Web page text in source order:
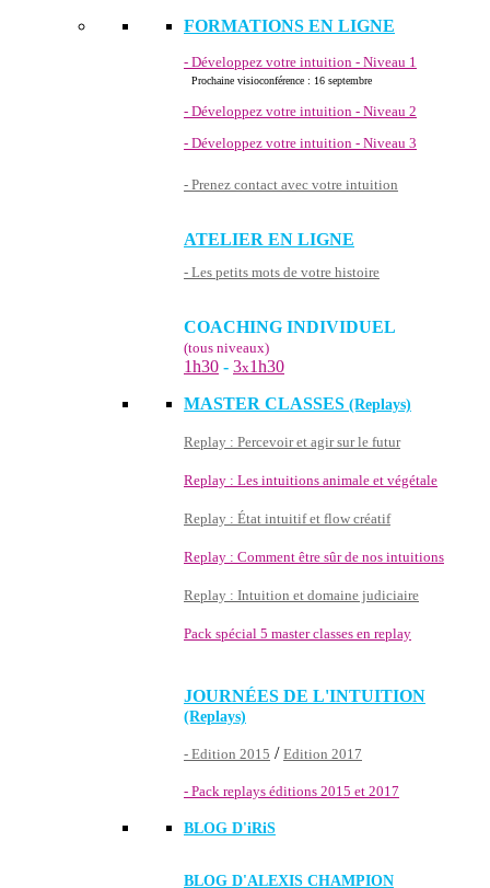
FORMATIONS EN LIGNE
- Développez votre intuition - Niveau 1
Prochaine visioconférence : 16 septembre
- Développez votre intuition - Niveau 2
- Développez votre intuition - Niveau 3
- Prenez contact avec votre intuition
ATELIER EN LIGNE
- Les petits mots de votre histoire
COACHING INDIVIDUEL
(tous niveaux)
1h30 - 3x1h30
MASTER CLASSES (Replays)
Replay : Percevoir et agir sur le futur
Replay : Les intuitions animale et végétale
Replay : État intuitif et flow créatif
Replay : Comment être sûr de nos intuitions
Replay : Intuition et domaine judiciaire
Pack spécial 5 master classes en replay
JOURNÉES DE L'INTUITION
(Replays)
- Edition 2015 / Edition 2017
- Pack replays éditions 2015 et 2017
BLOG D'iRiS
BLOG D'ALEXIS CHAMPION